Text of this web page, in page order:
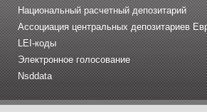
Национальный расчетный депозитарий
Ассоциация центральных депозитариев
LEI-коды
Электронное голосование
Nsddata